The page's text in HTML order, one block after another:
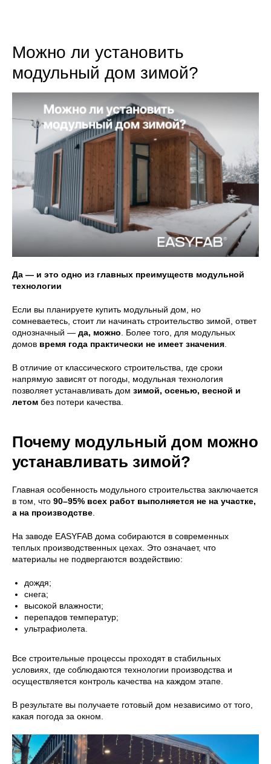
Можно ли установить
модульный дом зимой?
Да — и это одно из главных преимуществ модульной
технологии
Если вы планируете купить модульный дом, но
сомневаетесь, стоит ли начинать строительство зимой, ответ
однозначный — да, можно . Более того, для модульных
домов время года практически не имеет значения
В отличие от классического строительства, где сроки
напрямую зависят от погоды, модульная технология
позволяет устанавливать дом зимой, осенью, весной и
летом без потери качества.
Почему модульный дом можно
устанавливать зимой?
Главная особенность модульного строительства заключается
в том, что 90–95% всех работ выполняется не на участке,
а на производстве
На заводе EASYFAB дома собираются в современных
теплых производственных цехах. Это означает, что
материалы не подвергаются воздействию:
дождя;
снега;
высокой влажности;
перепадов температур;
ультрафиолета.
Все строительные процессы проходят в стабильных
условиях, где соблюдаются технологии производства и
осуществляется контроль качества на каждом этапе.
В результате вы получаете готовый дом независимо от того,
какая погода за окном.